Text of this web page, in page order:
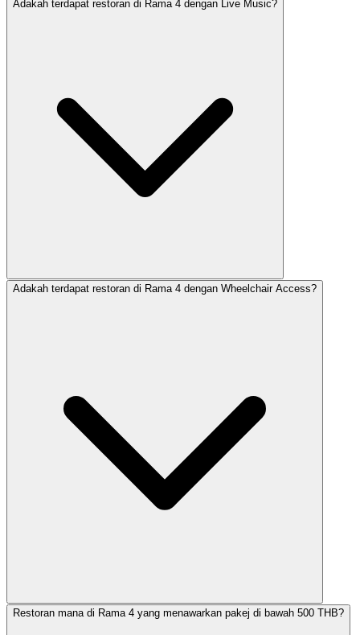
Adakah terdapat restoran di Rama 4 dengan Live Music?
Adakah terdapat restoran di Rama 4 dengan Wheelchair Access?
Restoran mana di Rama 4 yang menawarkan pakej di bawah 500 THB?